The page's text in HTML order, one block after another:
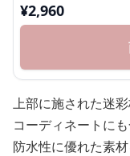
¥2,960
上部に施された迷
コーディネートに
防水性に優れた素